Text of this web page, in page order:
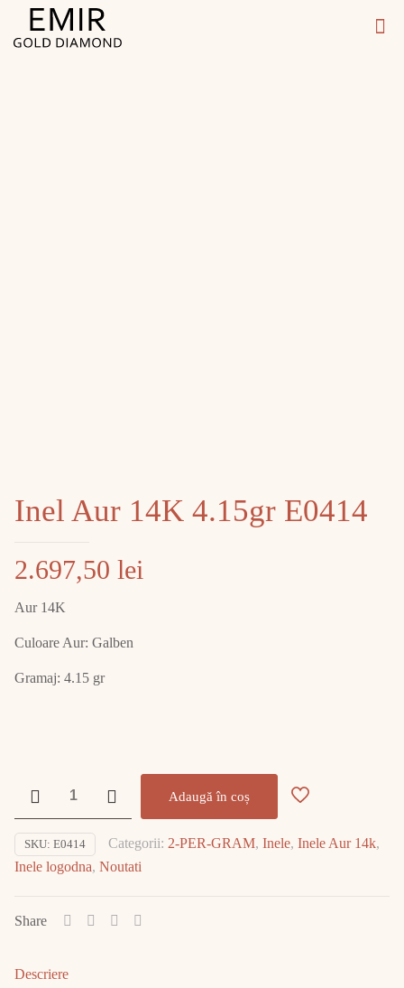
Inel Aur 14K 4.15gr E0414
2.697,50 lei
Aur 14K
Culoare Aur: Galben
Gramaj: 4.15 gr
Inel
14K
4.15gr
Adaugă în coș
SKU: E0414 Categorii: 2-PER-GRAM, Inele, Inele Aur 14k,
Inele logodna, Noutati
Share
Descriere